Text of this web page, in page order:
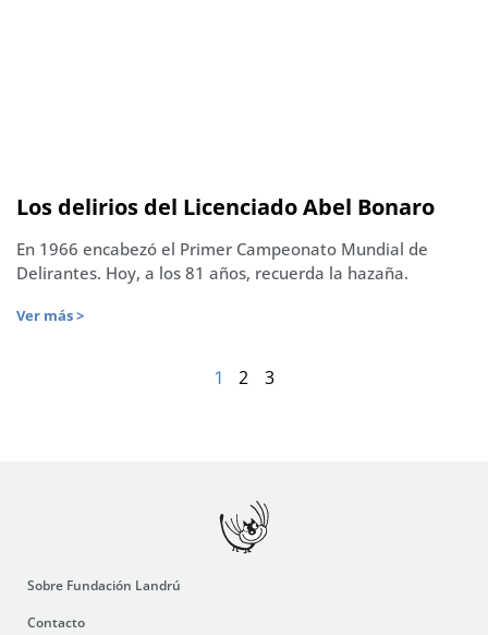
Los delirios del Licenciado Abel Bonaro
En 1966 encabezó el Primer Campeonato Mundial de
Delirantes. Hoy, a los 81 años, recuerda la hazaña.
Ver más >
1 2 3
Sobre Fundación Landrú
Contacto